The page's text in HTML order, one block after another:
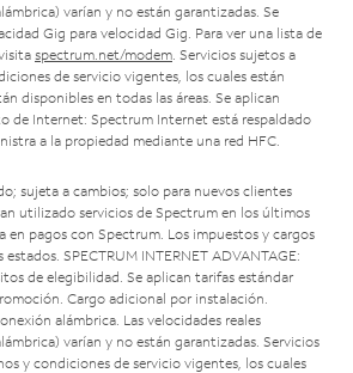
varían y no están garantizadas. Se
Gig para velocidad Gig. Para ver una lista de
spectrum.net/modem . Servicios sujetos a
de servicio vigentes, los cuales están
disponibles en todas las áreas. Se aplican
de Internet: Spectrum Internet está respaldado
a la propiedad mediante una red HFC.
sujeta a cambios; solo para nuevos clientes
utilizado servicios de Spectrum en los últimos
en pagos con Spectrum. Los impuestos y cargos
SPECTRUM INTERNET ADVANTAGE:
de elegibilidad. Se aplican tarifas estándar
Cargo adicional por instalación.
alámbrica. Las velocidades reales
varían y no están garantizadas. Servicios
y condiciones de servicio vigentes, los cuales